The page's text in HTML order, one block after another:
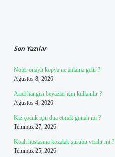
Son Yazılar
Noter onaylı kopya ne anlama gelir ?
Ağustos 8, 2026
Ariel hangisi beyazlar için kullanılır ?
Ağustos 4, 2026
Kız çocuk için dua etmek günah mı ?
Temmuz 27, 2026
Koah hastasına kozalak şurubu verilir mi ?
Temmuz 25, 2026